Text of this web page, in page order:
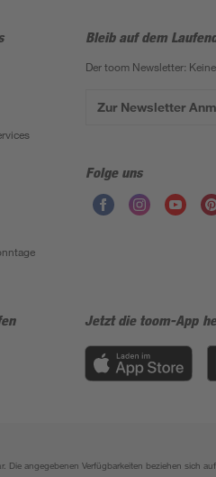
Bleib auf dem
Der toom Newsletter:
Zur Newsletter
Folge uns
Jetzt die toom-App
angegebenen Verfügbarkeiten beziehen sich